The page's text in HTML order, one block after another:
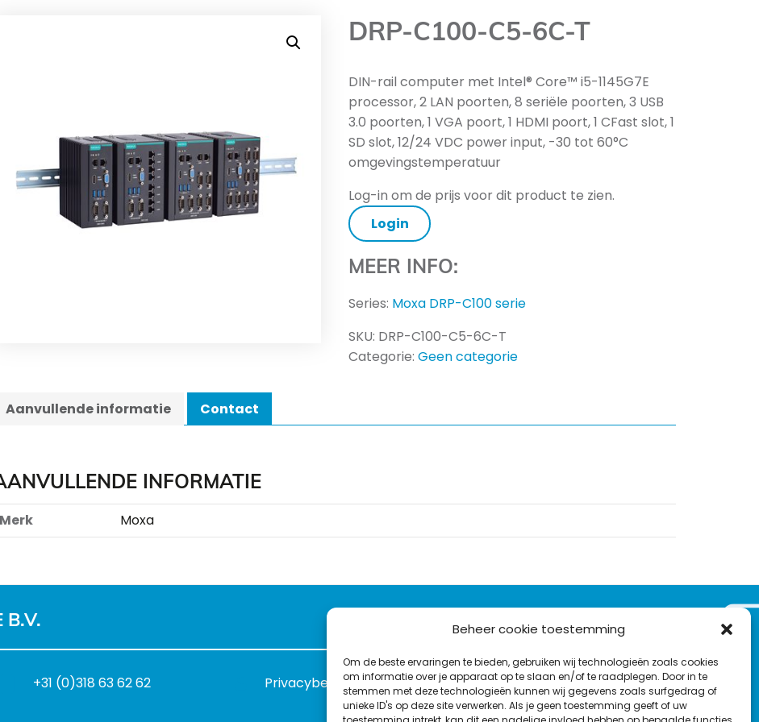
Beheer cookie toestemming
Om de beste ervaringen te bieden, gebruiken wij technologieën zoals cookies
om informatie over je apparaat op te slaan en/of te raadplegen. Door in te
stemmen met deze technologieën kunnen wij gegevens zoals surfgedrag of
unieke ID's op deze site verwerken. Als je geen toestemming geeft of uw
DRP-C100-C5-6C-T
DIN-rail computer met Intel® Core™ i5-1145G7E
processor, 2 LAN poorten, 8 seriële poorten, 3 USB
3.0 poorten, 1 VGA poort, 1 HDMI poort, 1 CFast slot, 1
SD slot, 12/24 VDC power input, -30 tot 60°C
omgevingstemperatuur
Log-in om de prijs voor dit product te zien.
Login
MEER INFO:
Series: Moxa DRP-C100 serie
SKU: DRP-C100-C5-6C-T
Categorie:Geen categorie
Aanvullende informatie Contact
INFORMATIE
Merk Moxa
B.V.
+31 (0)318 63 62 62 Privacybeleid
VOLG ONS OP:
L
i
nT
F
a
c
Y
o
u
C
o
n